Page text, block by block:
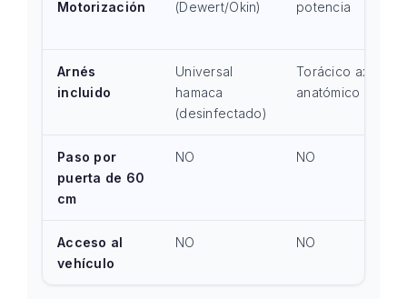
Motorización
(Dewert/Okin)
potencia
Arnés
incluido
Universal
hamaca
(desinfectado)
Torácico axial
anatómico
Paso por
puerta de 60
cm
NO NO
Acceso al
vehículo
NO NO